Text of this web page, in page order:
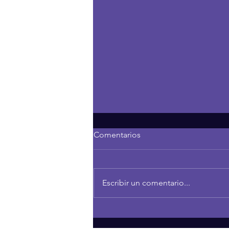
Comentarios
Escribir un comentario...